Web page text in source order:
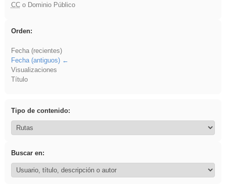
CCo Dominio Público
Orden:
Fecha (recientes)
Fecha (antiguos)
Visualizaciones
Título
Tipo de contenido:
Buscar en: